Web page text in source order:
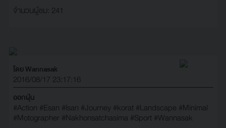
จำนวนผู้ชม: 241
โดย Wannasak
2016/08/17 23:17:16
ออกฝุ่น
#Action #Esan #Isan #Journey #korat #Landscape #Minimal
#Motographer #Nakhonsatchasima #Sport #Wannasak